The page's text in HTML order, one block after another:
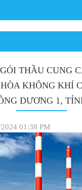
THẦU CUNG
KHÔNG KHÍ
DƯƠNG 1,
01:38 PM